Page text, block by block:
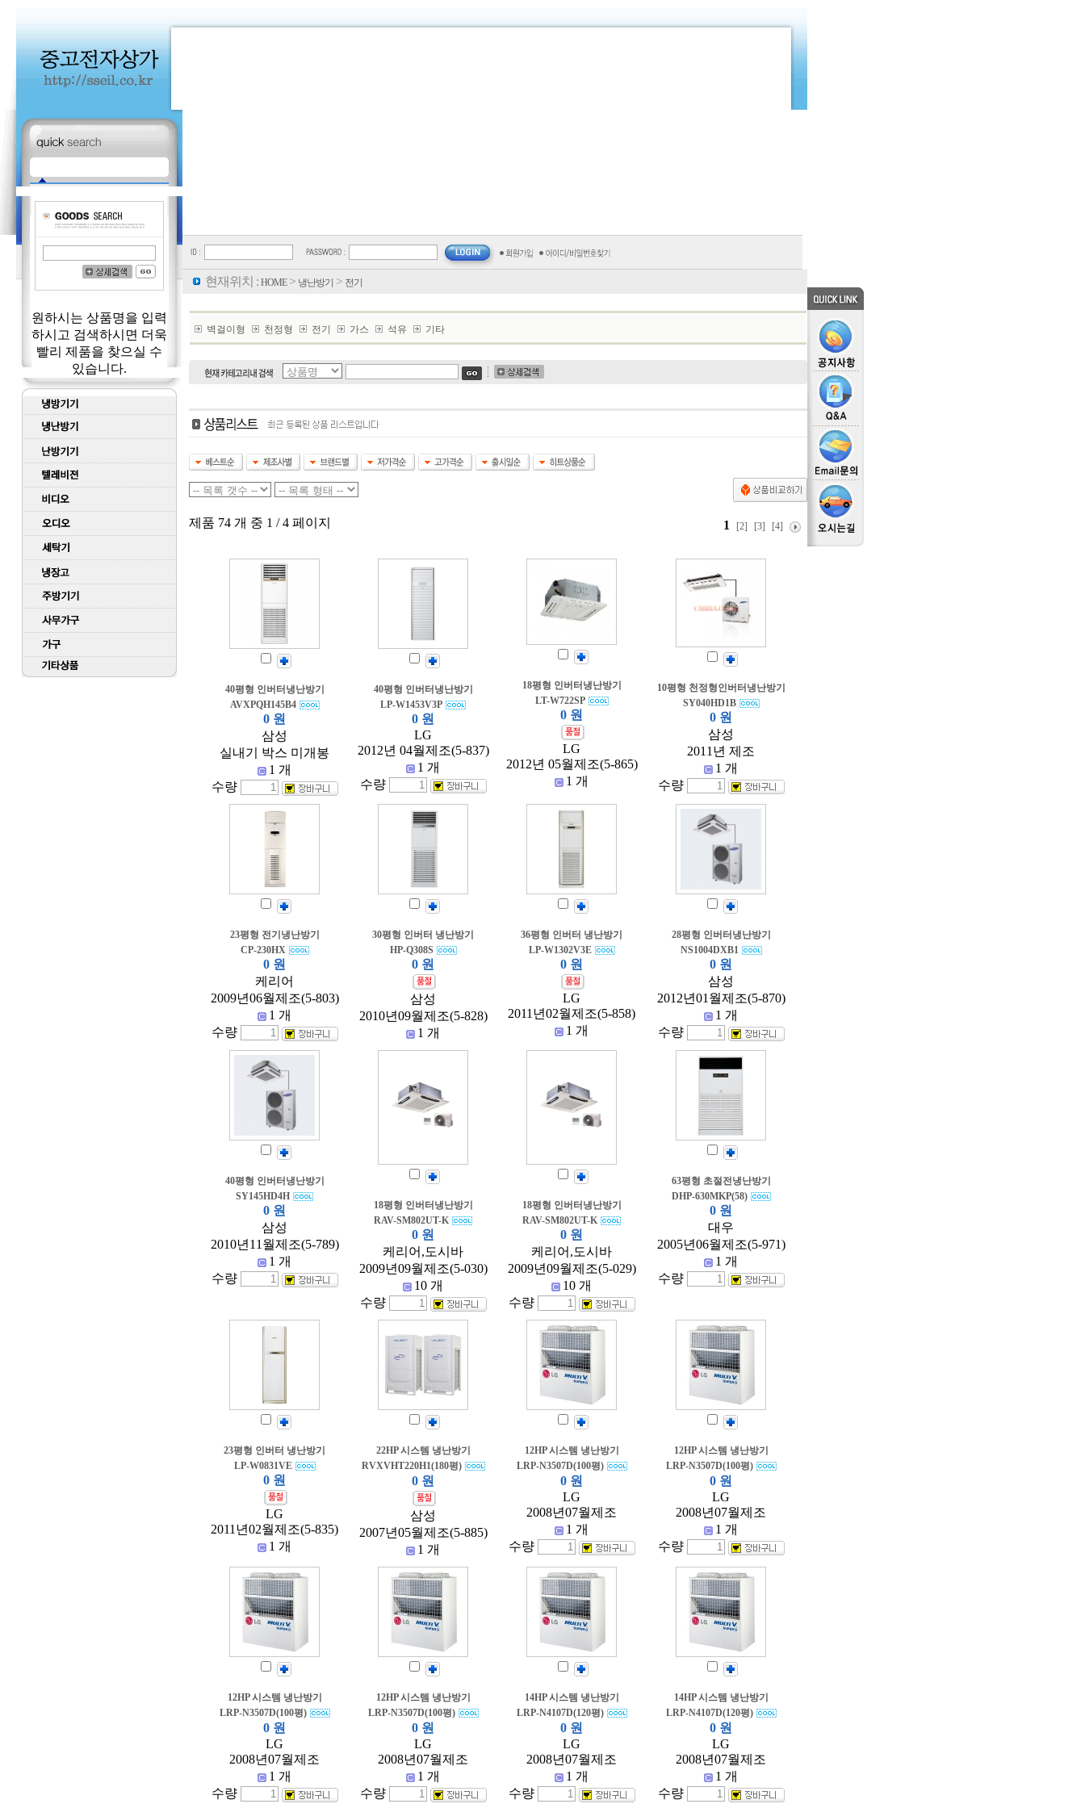
원하시는 상품명을 입력
하시고 검색하시면 더욱
빨리 제품을 찾으실 수
있습니다.
현재위치 : HOME > 냉난방기 > 전기
벽걸이형 천정형 전기 가스 석유 기타
제품 74 개 중 1 / 4 페이지 1 [2] [3] [4]
40평형 인버터냉난방기
AVXPQH145B4
0 원
삼성
실내기 박스 미개봉
1 개
수량
40평형 인버터냉난방기
LP-W1453V3P
0 원
LG
2012년 04월제조(5-837)
1 개
수량
18평형 인버터냉난방기
LT-W722SP
0 원
LG
2012년 05월제조(5-865)
1 개
10평형 천정형인버터냉난방기
SY040HD1B
0 원
삼성
2011년 제조
1 개
수량
23평형 전기냉난방기
CP-230HX
0 원
케리어
2009년06월제조(5-803)
1 개
수량
30평형 인버터 냉난방기
HP-Q308S
0 원
삼성
2010년09월제조(5-828)
1 개
36평형 인버터 냉난방기
LP-W1302V3E
0 원
LG
2011년02월제조(5-858)
1 개
28평형 인버터냉난방기
NS1004DXB1
0 원
삼성
2012년01월제조(5-870)
1 개
수량
40평형 인버터냉난방기
SY145HD4H
0 원
삼성
2010년11월제조(5-789)
1 개
수량
18평형 인버터냉난방기
RAV-SM802UT-K
0 원
케리어,도시바
2009년09월제조(5-030)
10 개
수량
18평형 인버터냉난방기
RAV-SM802UT-K
0 원
케리어,도시바
2009년09월제조(5-029)
10 개
수량
63평형 초절전냉난방기
DHP-630MKP(58)
0 원
대우
2005년06월제조(5-971)
1 개
수량
23평형 인버터 냉난방기
LP-W0831VE
0 원
LG
2011년02월제조(5-835)
1 개
22HP 시스템 냉난방기
RVXVHT220H1(180평)
0 원
삼성
2007년05월제조(5-885)
1 개
12HP 시스템 냉난방기
LRP-N3507D(100평)
0 원
LG
2008년07월제조
1 개
수량
12HP 시스템 냉난방기
LRP-N3507D(100평)
0 원
LG
2008년07월제조
1 개
수량
12HP 시스템 냉난방기
LRP-N3507D(100평)
0 원
LG
2008년07월제조
1 개
수량
12HP 시스템 냉난방기
LRP-N3507D(100평)
0 원
LG
2008년07월제조
1 개
수량
14HP 시스템 냉난방기
LRP-N4107D(120평)
0 원
LG
2008년07월제조
1 개
수량
14HP 시스템 냉난방기
LRP-N4107D(120평)
0 원
LG
2008년07월제조
1 개
수량